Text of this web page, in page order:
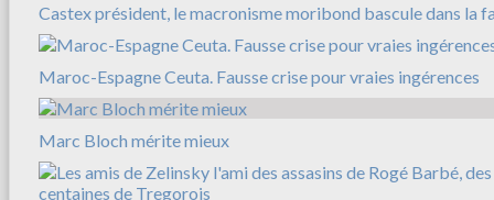
Castex président, le macronisme moribond bascule dans la
Maroc-Espagne Ceuta. Fausse crise pour vraies ingérences
Marc Bloch mérite mieux